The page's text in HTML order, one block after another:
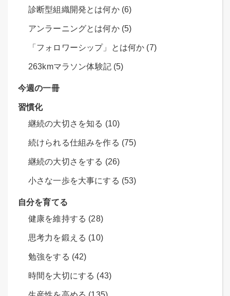
診断型組織開発とは何か (6)
アンラーニングとは何か (5)
「フォロワーシップ」とは何か (7)
263kmマラソン体験記 (5)
今週の一冊
習慣化
継続の大切さを知る (10)
続けられる仕組みを作る (75)
継続の大切さをする (26)
小さな一歩を大事にする (53)
自分を育てる
健康を維持する (28)
思考力を鍛える (10)
勉強をする (42)
時間を大切にする (43)